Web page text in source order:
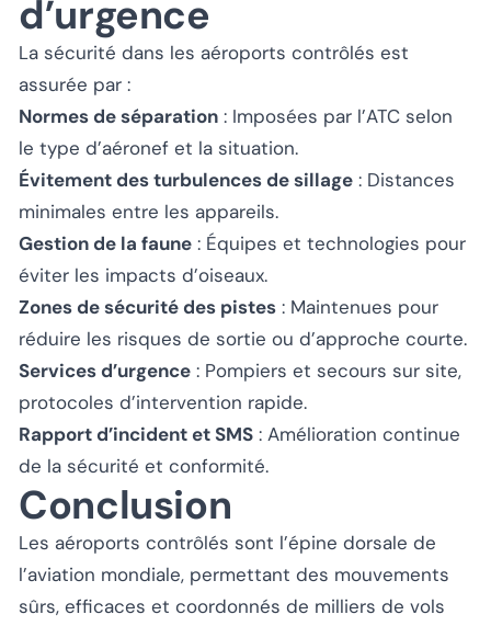
d’urgence
La sécurité dans les aéroports contrôlés est
assurée par :
Normes de séparation : Imposées par l’ATC selon
le type d’aéronef et la situation.
Évitement des turbulences de sillage : Distances
minimales entre les appareils.
Gestion de la faune : Équipes et technologies pour
éviter les impacts d’oiseaux.
Zones de sécurité des pistes : Maintenues pour
réduire les risques de sortie ou d’approche courte.
Services d’urgence : Pompiers et secours sur site,
protocoles d’intervention rapide.
Rapport d’incident et SMS : Amélioration continue
de la sécurité et conformité.
Conclusion
Les aéroports contrôlés sont l’épine dorsale de
l’aviation mondiale, permettant des mouvements
sûrs, efficaces et coordonnés de milliers de vols